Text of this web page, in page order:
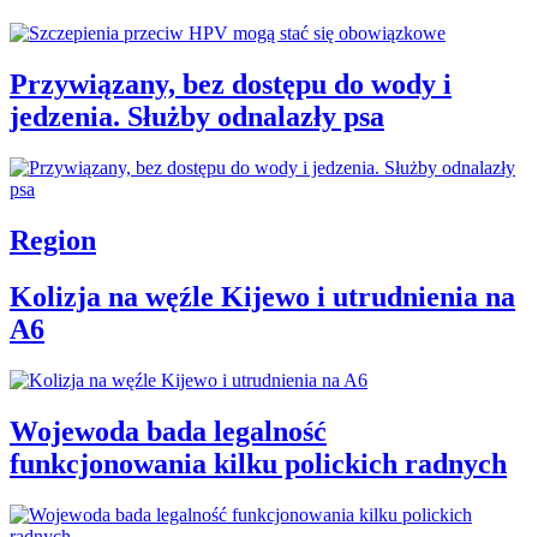
Przywiązany, bez dostępu do wody i
jedzenia. Służby odnalazły psa
Region
Kolizja na węźle Kijewo i utrudnienia na
A6
Wojewoda bada legalność
funkcjonowania kilku polickich radnych